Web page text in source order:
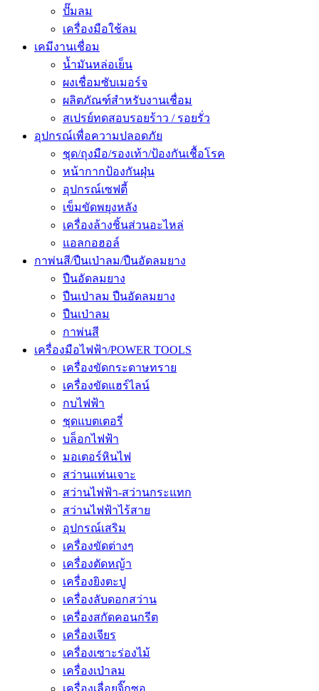
ปั๊มลม
เครื่องมือใช้ลม
เคมีงานเชื่อม
น้ำมันหล่อเย็น
ผงเชื่อมซับเมอร์จ
ผลิตภัณฑ์สำหรับงานเชื่อม
สเปรย์ทดสอบรอยร้าว / รอยรั่ว
อุปกรณ์เพื่อความปลอดภัย
ชุด/ถุงมือ/รองเท้า/ป้องกันเชื้อโรค
หน้ากากป้องกันฝุ่น
อุปกรณ์เซฟตี้
เข็มขัดพยุงหลัง
เครื่องล้างชิ้นส่วนอะไหล่
แอลกอฮอล์
กาพ่นสี/ปืนเป่าลม/ปืนอัดลมยาง
ปืนอัดลมยาง
ปืนเป่าลม ปืนอัดลมยาง
ปืนเป่าลม
กาพ่นสี
เครื่องมือไฟฟ้า/POWER TOOLS
เครื่องขัดกระดาษทราย
เครื่องขัดแฮร์ไลน์
กบไฟฟ้า
ชุดแบตเตอรี่
บล็อกไฟฟ้า
มอเตอร์หินไฟ
สว่านแท่นเจาะ
สว่านไฟฟ้า-สว่านกระแทก
สว่านไฟฟ้าไร้สาย
อุปกรณ์เสริม
เครื่องขัดต่างๆ
เครื่องตัดหญ้า
เครื่องยิงตะปู
เครื่องลับดอกสว่าน
เครื่องสกัดคอนกรีต
เครื่องเจียร
เครื่องเซาะร่องไม้
เครื่องเป่าลม
เครื่องเลื่อยจิ๊กซอ